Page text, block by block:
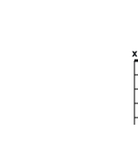
x